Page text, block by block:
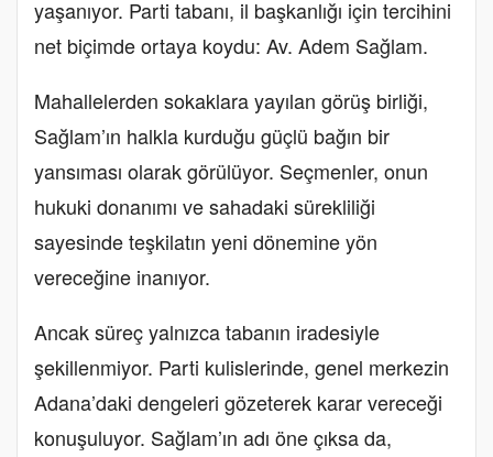
yaşanıyor. Parti tabanı, il başkanlığı için tercihini
net biçimde ortaya koydu: Av. Adem Sağlam.
Mahallelerden sokaklara yayılan görüş birliği,
Sağlam’ın halkla kurduğu güçlü bağın bir
yansıması olarak görülüyor. Seçmenler, onun
hukuki donanımı ve sahadaki sürekliliği
sayesinde teşkilatın yeni dönemine yön
vereceğine inanıyor.
Ancak süreç yalnızca tabanın iradesiyle
şekillenmiyor. Parti kulislerinde, genel merkezin
Adana’daki dengeleri gözeterek karar vereceği
konuşuluyor. Sağlam’ın adı öne çıksa da,